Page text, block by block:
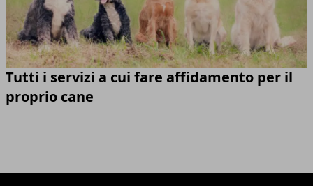
Tutti i servizi a cui fare affidamento per il
proprio cane